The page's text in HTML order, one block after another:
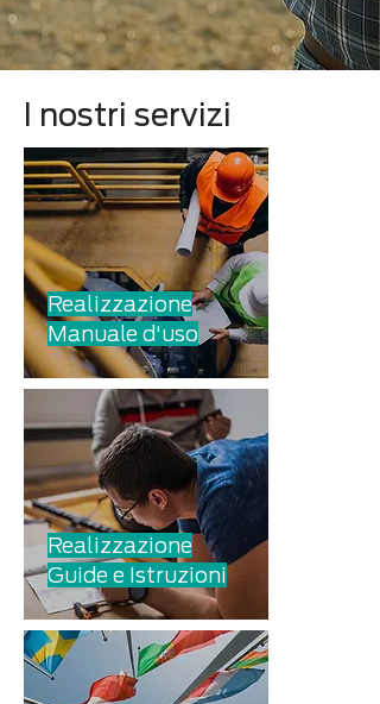
I nostri servizi
Realizzazione
Manuale d'uso
Realizzazione
Guide e Istruzioni